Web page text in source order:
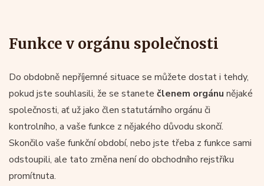
Funkce v orgánu společnosti
Do obdobně nepříjemné situace se můžete dostat i tehdy,
pokud jste souhlasili, že se stanete členem orgánu nějaké
společnosti, ať už jako člen statutárního orgánu či
kontrolního, a vaše funkce z nějakého důvodu skončí.
Skončilo vaše funkční období, nebo jste třeba z funkce sami
odstoupili, ale tato změna není do obchodního rejstříku
promítnuta.